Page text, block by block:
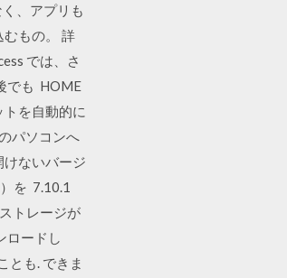
、アプリも
もの。 詳
では、さ
でも HOME
を自動的に
パソコンへ
ないバージ
を 7.10.1
トレージが
ードし
とも. できま